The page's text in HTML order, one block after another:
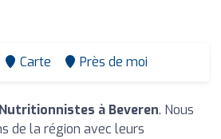
Carte Près de moi
Nutritionnistes à Beveren. Nous
de la région avec leurs